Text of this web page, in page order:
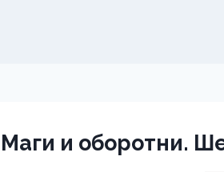
Маги и оборотни.